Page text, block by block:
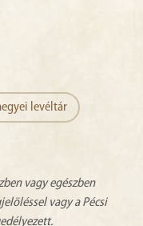
levéltár
vagy egészben
vagy a Pécsi